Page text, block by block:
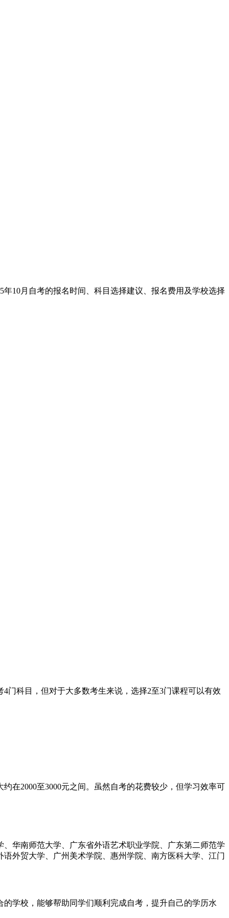
10月自考的报名时间、科目选择建议、报名费用及学校选择
门科目，但对于大多数考生来说，选择2至3门课程可以有效
在2000至3000元之间。虽然自考的花费较少，但学习效率可
华南师范大学、广东省外语艺术职业学院、广东第二师范学
外贸大学、广州美术学院、惠州学院、南方医科大学、江门
学校，能够帮助同学们顺利完成自考，提升自己的学历水